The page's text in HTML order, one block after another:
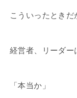
こういったときだ
経営者、リーダー
「本当か」